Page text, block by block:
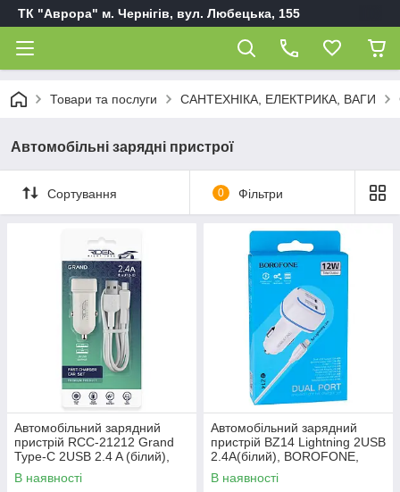
ТК "Аврора" м. Чернігів, вул. Любецька, 155
Товари та послуги САНТЕХНІКА, ЕЛЕКТРИКА, ВАГИ
Автомобільні зарядні пристрої
Сортування 0 Фільтри
Автомобільний зарядний
пристрій RCC-21212 Grand
Type-C 2USB 2.4 A (білий),
Ridea, Арт.43016
В наявності
Автомобільний зарядний
пристрій BZ14 Lightning 2USB
2.4A(білий), BOROFONE,
Арт.39494
В наявності